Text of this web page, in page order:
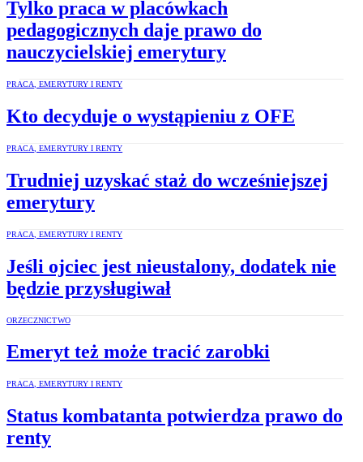
Tylko praca w placówkach
pedagogicznych daje prawo do
nauczycielskiej emerytury
PRACA, EMERYTURY I RENTY
Kto decyduje o wystąpieniu z OFE
PRACA, EMERYTURY I RENTY
Trudniej uzyskać staż do wcześniejszej
emerytury
PRACA, EMERYTURY I RENTY
Jeśli ojciec jest nieustalony, dodatek nie
będzie przysługiwał
ORZECZNICTWO
Emeryt też może tracić zarobki
PRACA, EMERYTURY I RENTY
Status kombatanta potwierdza prawo do
renty